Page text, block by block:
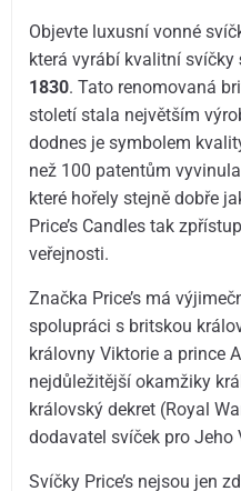
Objevte luxusní vonné
která vyrábí kvalitní svíčky
1830. Tato renomovaná
století stala největším
dodnes je symbolem
než 100 patentům
které hořely stejně dobře
Price’s Candles tak
veřejnosti.
Značka Price’s má
spolupráci s britskou
královny Viktorie a prince
nejdůležitější okamžiky
královský dekret (Royal
dodavatel svíček pro Jeho
Svíčky Price’s nejsou jen